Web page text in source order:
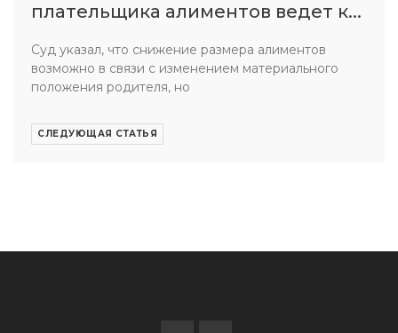
плательщика алиментов ведет к...
Суд указал, что снижение размера алиментов
возможно в связи с изменением материального
положения родителя, но
СЛЕДУЮЩАЯ СТАТЬЯ